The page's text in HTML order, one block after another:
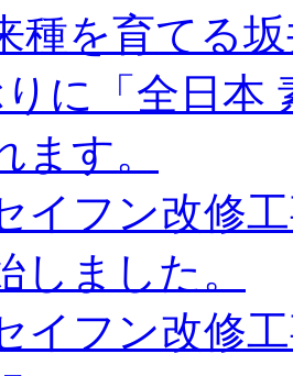
種を育てる
に「全日本
ます。
イフン改修
しました。
イフン改修